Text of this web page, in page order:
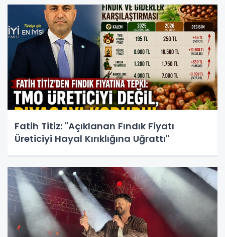
Fatih Titiz: "Açıklanan Fındık Fiyatı
Üreticiyi Hayal Kırıklığına Uğrattı"